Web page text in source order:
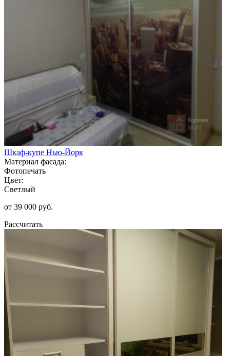
Шкаф-купе Нью-Йорк
Материал фасада:
Фотопечать
Цвет:
Светлый
от 39 000 руб.
Рассчитать